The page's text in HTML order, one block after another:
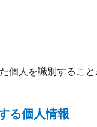
個人を識別するこ
る個人情報